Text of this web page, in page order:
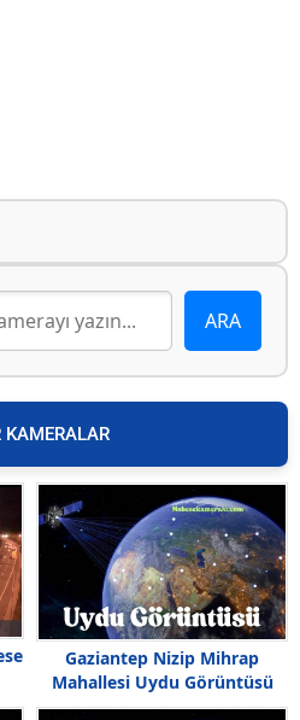
KAMERALAR
Gaziantep Nizip Mihrap
Mahallesi Uydu Görüntüsü
Haritası